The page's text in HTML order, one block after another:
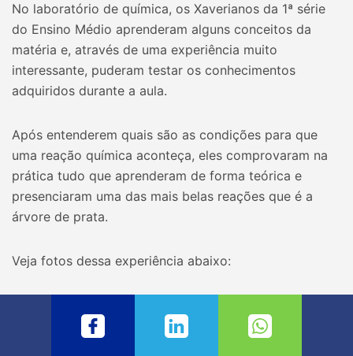
No laboratório de química, os Xaverianos da 1ª série
do Ensino Médio aprenderam alguns conceitos da
matéria e, através de uma experiência muito
interessante, puderam testar os conhecimentos
adquiridos durante a aula.
Após entenderem quais são as condições para que
uma reação química aconteça, eles comprovaram na
prática tudo que aprenderam de forma teórica e
presenciaram uma das mais belas reações que é a
árvore de prata.
Veja fotos dessa experiência abaixo: